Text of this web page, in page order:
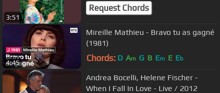
3:51
Request Chords
4:45
Mireille Mathieu - Bravo tu as gagné
(1981)
Chords: D Am G B Em E Eb
Andrea Bocelli, Helene Fischer -
When I Fall In Love - Live / 2012